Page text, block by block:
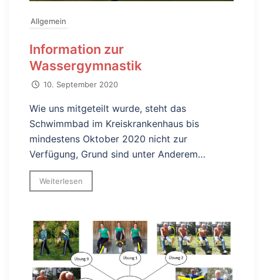
Allgemein
Information zur
Wassergymnastik
10. September 2020
Wie uns mitgeteilt wurde, steht das
Schwimmbad im Kreiskrankenhaus bis
mindestens Oktober 2020 nicht zur
Verfügung, Grund sind unter Anderem…
Weiterlesen